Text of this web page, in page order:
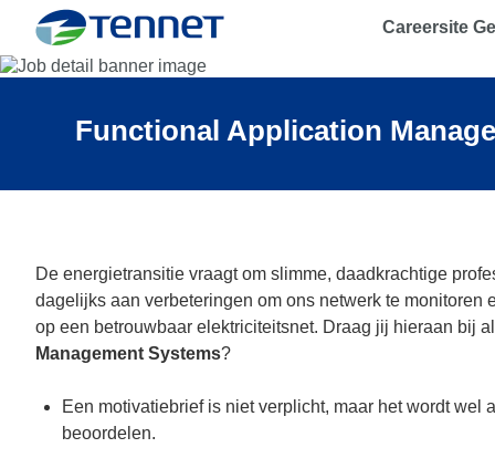
TenneT Careersite
Functional Application
De energietransitie vraagt om slimme, daadkrachtige
dagelijks aan verbeteringen om ons netwerk te monitoren
op een betrouwbaar elektriciteitsnet. Draag jij hieraan bij
Management Systems?
Een motivatiebrief is niet verplicht, maar het wordt
beoordelen.